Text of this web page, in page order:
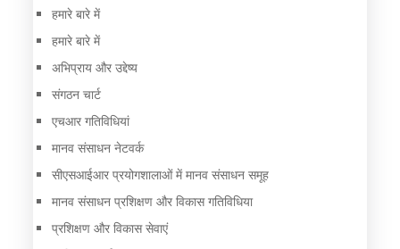
हमारे बारे में
हमारे बारे में
अभिप्राय और उद्देष्य
संगठन चार्ट
एचआर गतिविधियां
मानव संसाधन नेटवर्क
सीएसआईआर प्रयोगशालाओं में मानव संसाधन समूह
मानव संसाधन प्रशिक्षण और विकास गतिविधिया
प्रशिक्षण और विकास सेवाएं